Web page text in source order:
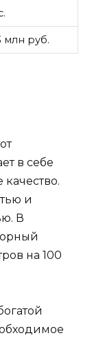
млн руб.
в себе
и
В
на 100